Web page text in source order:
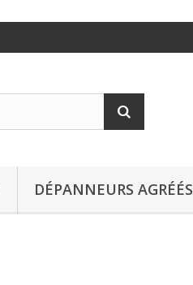
DÉPANNEURS AGRÉÉS